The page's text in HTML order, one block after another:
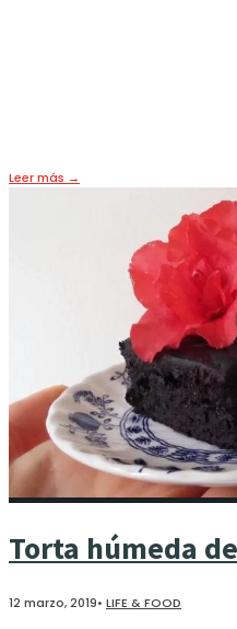
Leer más →
Torta húmeda
12 marzo, 2019• LIFE & FOOD